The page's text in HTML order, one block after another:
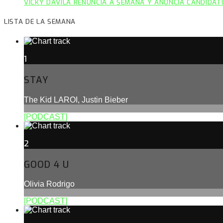
VICKY DÁVILA RENUNCIA A SEMANA Y ANUNCIA
LISTA DE LA SEMANA
1
STAY
The Kid LAROI, Justin Bieber
[PODCAST]
2
GOOD 4 U
Olivia Rodrigo
[PODCAST]